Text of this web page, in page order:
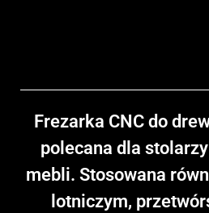
Frezarka CNC do
polecana dla
mebli. Stosowana
lotniczym,